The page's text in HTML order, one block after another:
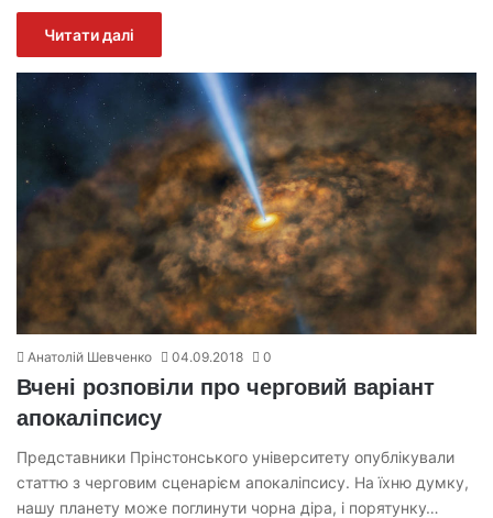
Читати далі
Анатолій Шевченко 04.09.2018 0
Вчені розповіли про черговий варіант
апокаліпсису
Представники Прінстонського університету опублікували
статтю з черговим сценарієм апокаліпсису. На їхню думку,
нашу планету може поглинути чорна діра, і порятунку…